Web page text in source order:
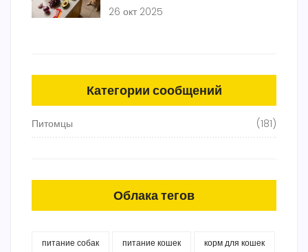
26 окт 2025
Категории сообщений
Питомцы (181)
Облака тегов
питание собак питание кошек корм для кошек